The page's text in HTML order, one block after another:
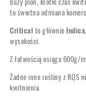
to świetna odmiana
Critical to głównie Indica
wysokości.
Z łatwością osiąga 600g/
Żadne inne rośliny z RQS
kwitnienia.